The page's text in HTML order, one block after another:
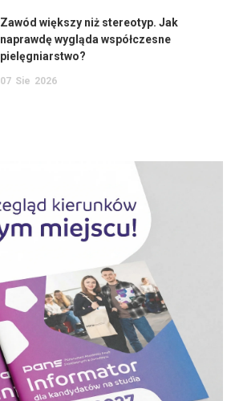
Zawód większy niż stereotyp. Jak
naprawdę wygląda współczesne
pielęgniarstwo?
07 Sie 2026